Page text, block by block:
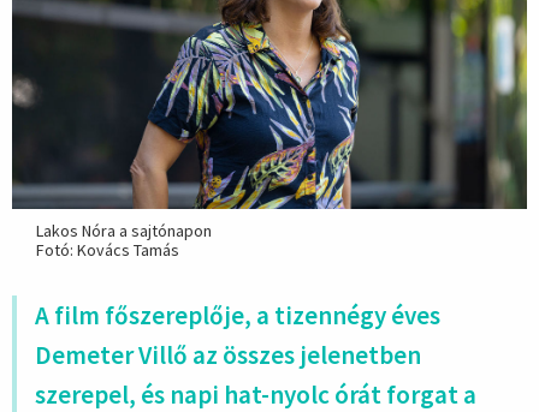
Lakos Nóra a sajtónapon
Fotó: Kovács Tamás
A film főszereplője, a tizennégy éves
Demeter Villő az összes jelenetben
szerepel, és napi hat-nyolc órát forgat a